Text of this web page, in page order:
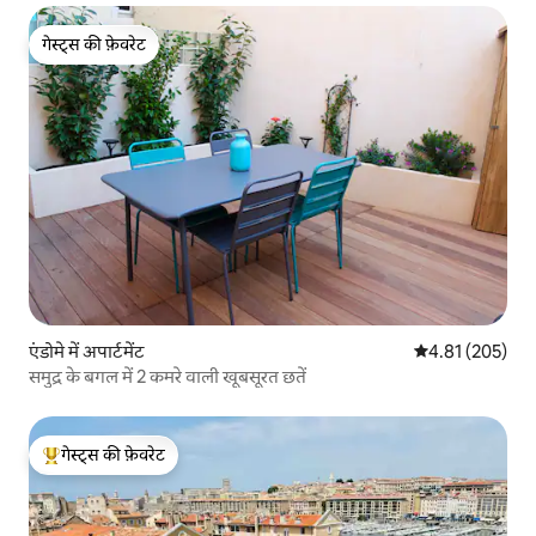
गेस्ट्स की फ़ेवरेट
गेस्ट्स की फ़ेवरेट
एंडोमे में अपार्टमेंट औसत रेटिंग 5 में से
4.81 (205)
समुद्र के बगल में 2 कमरे वाली खूबसूरत छतें
गेस्ट्स का टॉप फ़ेवरेट
गेस्ट्स की फ़ेवरेट